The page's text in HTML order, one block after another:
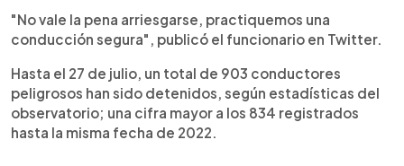
"No vale la pena arriesgarse, practiquemos una
conducción segura", publicó el funcionario en Twitter.
Hasta el 27 de julio, un total de 903 conductores
peligrosos han sido detenidos, según estadísticas del
observatorio; una cifra mayor a los 834 registrados
hasta la misma fecha de 2022.